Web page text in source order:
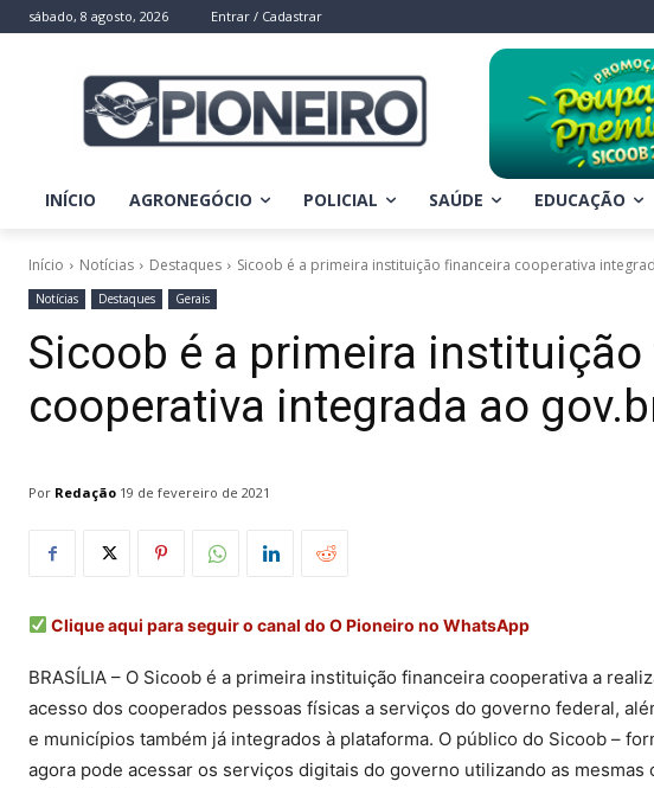
sábado, 8 agosto, 2026 Entrar / Cadastrar
INÍCIO AGRONEGÓCIO POLICIAL SAÚDE EDUCAÇÃO
Início Notícias Destaques Sicoob é a primeira instituição financeira cooperativa
Notícias Destaques Gerais
Sicoob é a primeira
cooperativa integrada ao
Por Redação 19 de fevereiro de 2021
Clique aqui para seguir o canal do O Pioneiro no WhatsApp
BRASÍLIA – O Sicoob é a primeira instituição financeira cooperativa a
acesso dos cooperados pessoas físicas a serviços do governo federal,
e municípios também já integrados à plataforma. O público do Sicoob –
agora pode acessar os serviços digitais do governo utilizando as